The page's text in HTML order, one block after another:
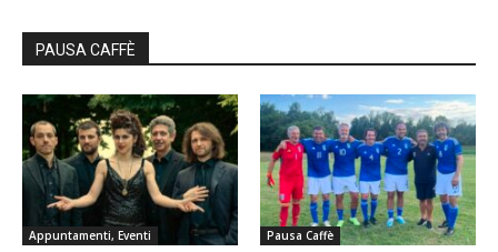
PAUSA CAFFÈ
Appuntamenti, Eventi Pausa Caffè